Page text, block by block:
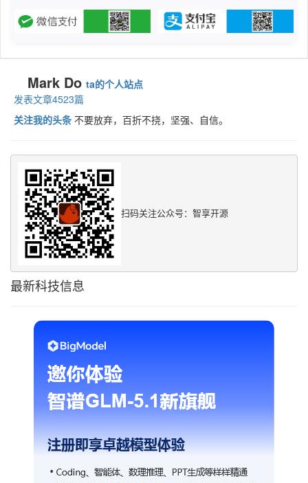
Mark Do ta的个人站点
发表文章4523篇
关注我的头条 不要放弃，百折不挠，坚强、自信。
扫码关注公众号：智享开源
最新科技信息